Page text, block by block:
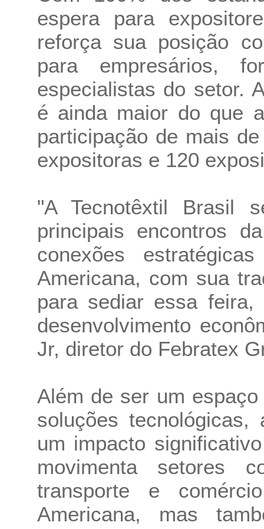
espera para
reforça sua posição
para empresários,
especialistas do setor.
é ainda maior do que
participação de mais
expositoras e 120
"A Tecnotêxtil Brasil
principais encontros
conexões
Americana, com sua
para sediar essa
desenvolvimento
Jr, diretor do Febratex
Além de ser um
soluções
um impacto
movimenta setores
transporte e
Americana, mas